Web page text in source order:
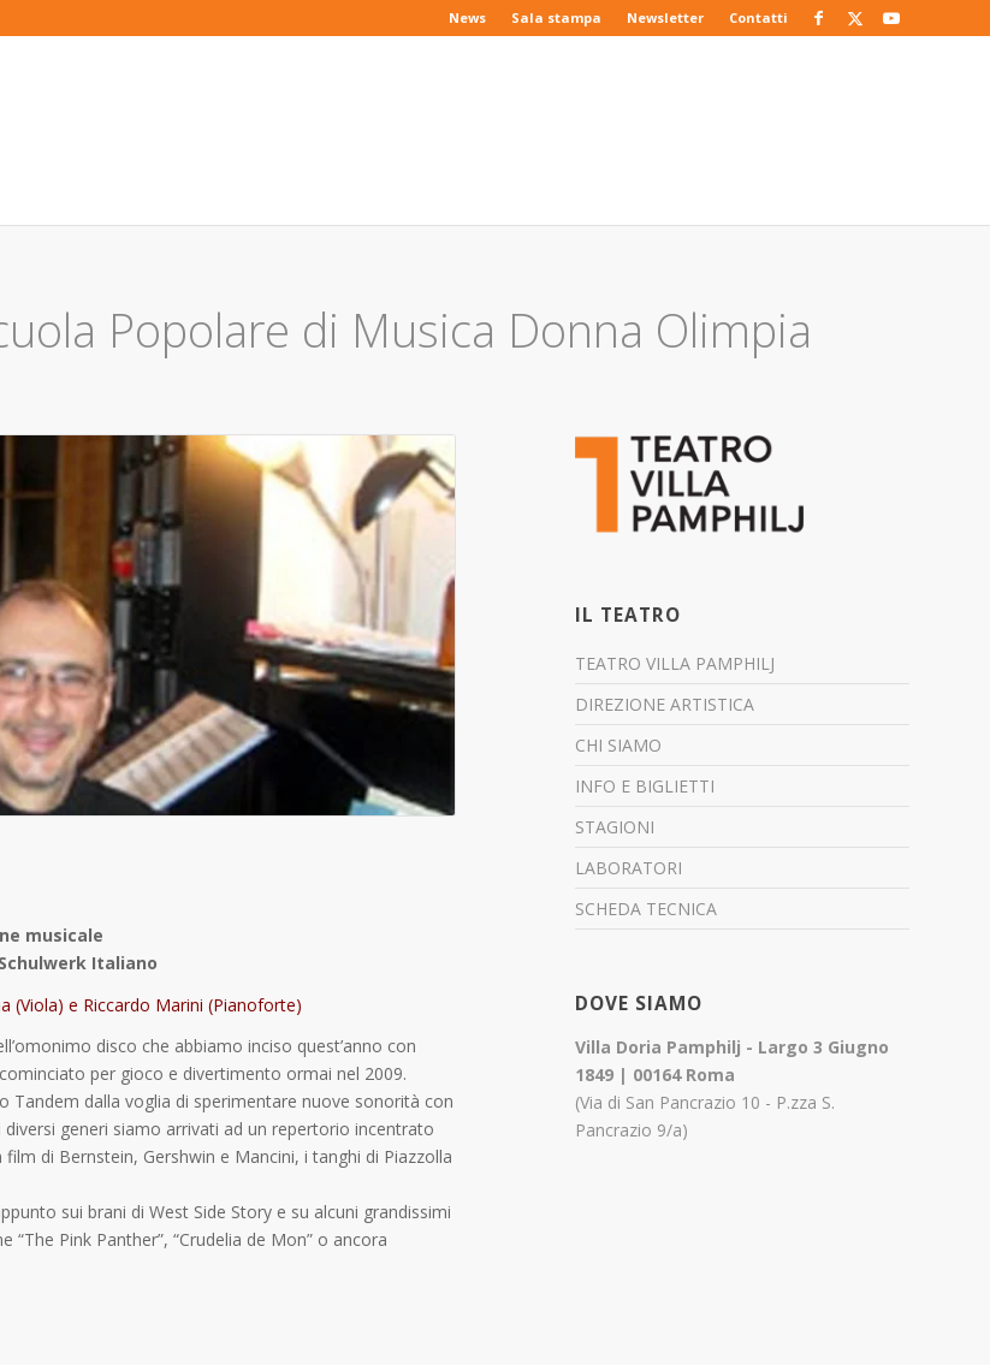
News Sala stampa Newsletter Contatti
Popolare di Musica Donna Olimpia
musicale
Italiano
(Viola) e Riccardo Marini (Pianoforte)
disco che abbiamo inciso quest’anno con
per gioco e divertimento ormai nel 2009.
Tandem dalla voglia di sperimentare nuove sonorità con
generi siamo arrivati ad un repertorio incentrato
di Bernstein, Gershwin e Mancini, i tanghi di Piazzolla
sui brani di West Side Story e su alcuni grandissimi
Pink Panther”, “Crudelia de Mon” o ancora
IL TEATRO
TEATRO VILLA PAMPHILJ
DIREZIONE ARTISTICA
CHI SIAMO
INFO E BIGLIETTI
STAGIONI
LABORATORI
SCHEDA TECNICA
DOVE SIAMO
Villa Doria Pamphilj - Largo 3 Giugno
1849 | 00164 Roma
(Via di San Pancrazio 10 - P.zza S.
Pancrazio 9/a)